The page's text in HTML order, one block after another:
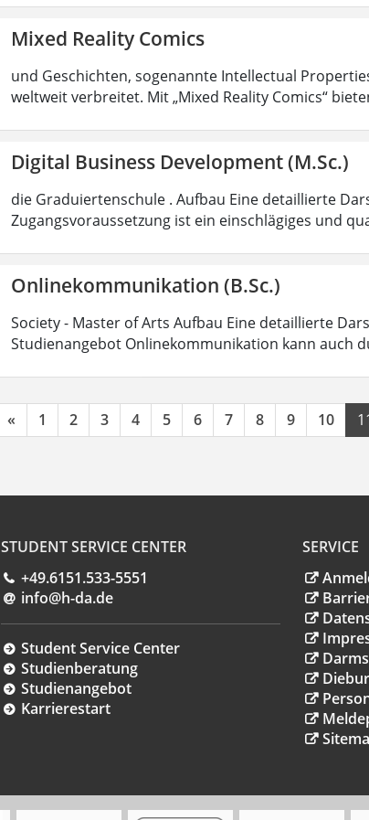
Mixed Reality Comics
und Geschichten, sogenannte Intellectual
weltweit verbreitet. Mit „Mixed Reality Comics“
Digital Business Development (M.Sc.)
die Graduiertenschule . Aufbau Eine detaillierte
Zugangsvoraussetzung ist ein einschlägiges und
Onlinekommunikation (B.Sc.)
Society - Master of Arts Aufbau Eine detaillierte
Studienangebot Onlinekommunikation kann auch
« 1 2 3 4 5 6 7 8 9 10
STUDENT SERVICE CENTER
+49.6151.533-5551
info@h-da.de
Student Service Center
Studienberatung
Studienangebot
Karrierestart
SERVICE